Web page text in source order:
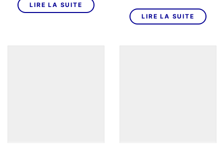
LIRE LA SUITE
LIRE LA SUITE